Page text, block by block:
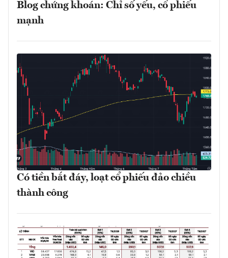
Blog chứng khoán: Chỉ số yếu, cổ phiếu
mạnh
Có tiền bắt đáy, loạt cổ phiếu đảo chiều
thành công